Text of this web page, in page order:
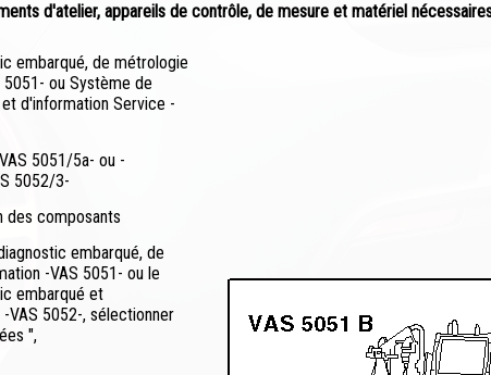
d'atelier, appareils de contrôle, de mesure et matériel
embarqué, de métrologie
ou Système de
d'information Service -
5051/5a- ou -
5052/3-
des composants
embarqué, de
-VAS 5051- ou le
embarqué et
VAS 5052-, sélectionner
",